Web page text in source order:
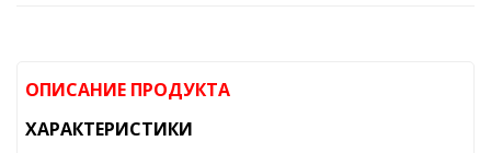
ОПИСАНИЕ ПРОДУКТА
ХАРАКТЕРИСТИКИ